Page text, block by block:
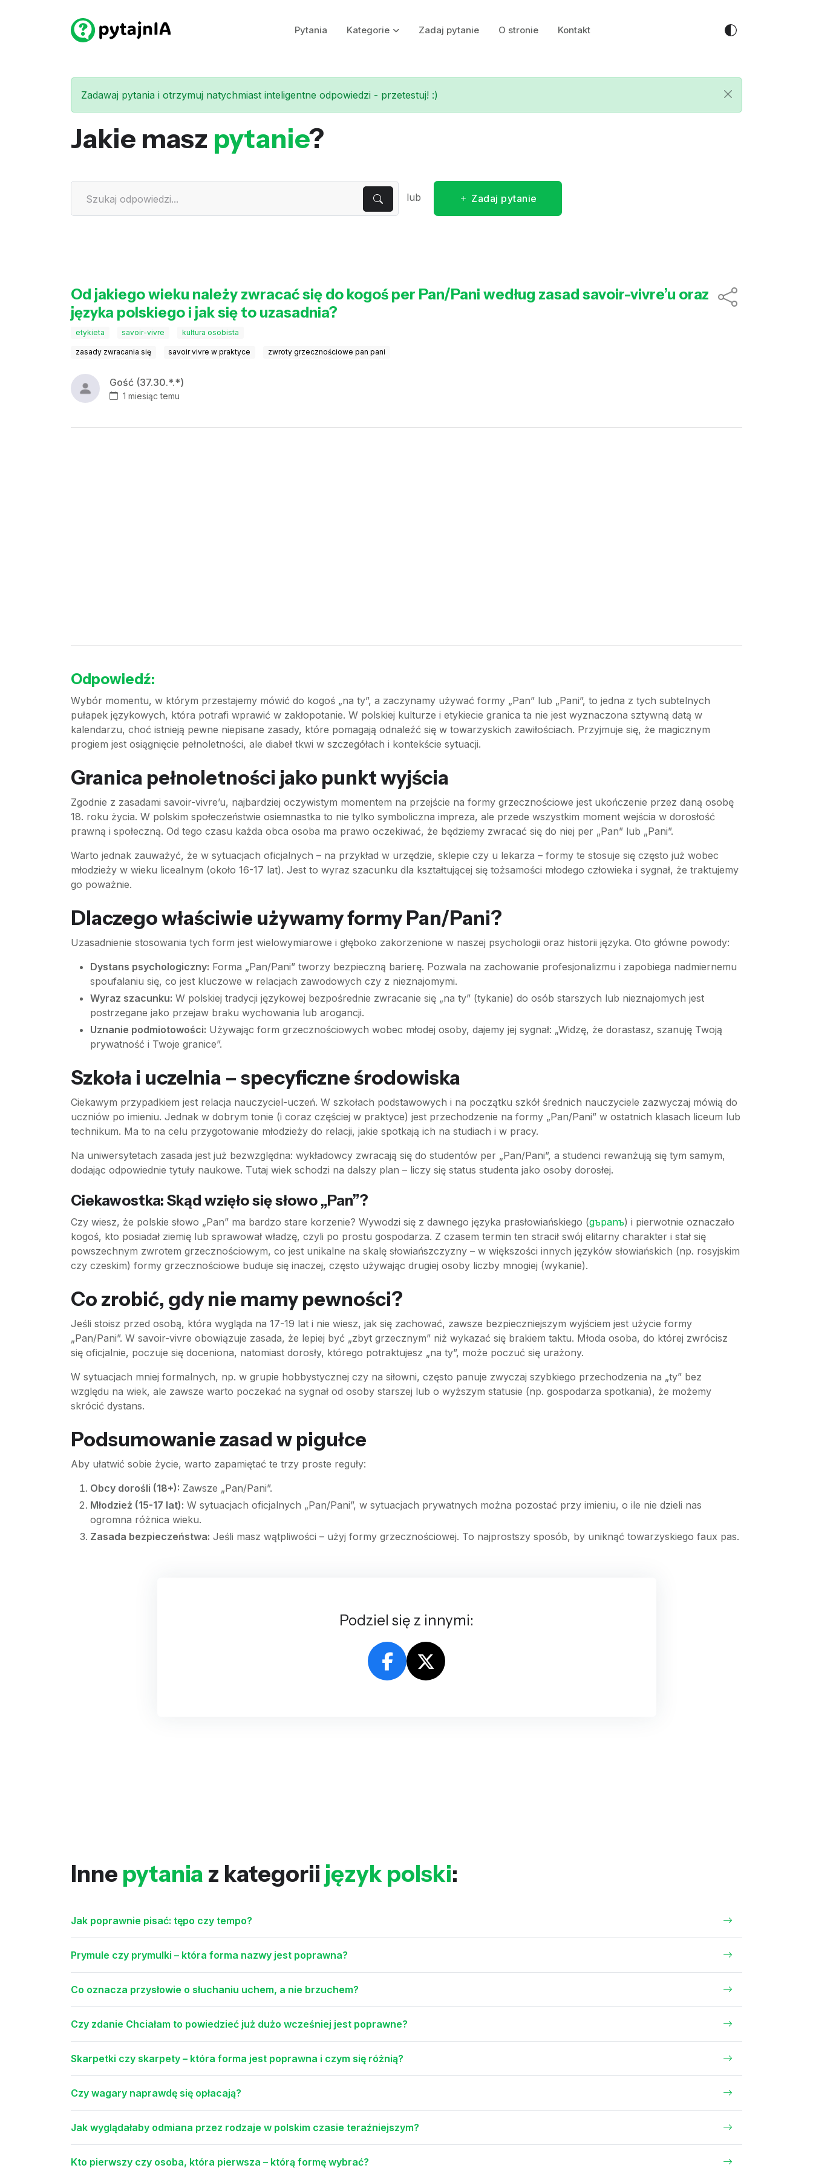
Pytania Kategorie Zadaj pytanie O stronie Kontakt
Zadawaj pytania i otrzymuj natychmiast inteligentne odpowiedzi - przetestuj! :)
Jakie masz pytanie?
lub Zadaj pytanie
Od jakiego wieku należy zwracać się do kogoś per Pan/Pani według zasad savoir-vivre’u oraz
języka polskiego i jak się to uzasadnia?
etykieta savoir-vivre kultura osobista
zasady zwracania się savoir vivre w praktyce zwroty grzecznościowe pan pani
Gość (37.30.*.*)
1 miesiąc temu
Odpowiedź:
Wybór momentu, w którym przestajemy mówić do kogoś „na ty”, a zaczynamy używać formy „Pan” lub „Pani”, to jedna z tych subtelnych
pułapek językowych, która potrafi wprawić w zakłopotanie. W polskiej kulturze i etykiecie granica ta nie jest wyznaczona sztywną datą w
kalendarzu, choć istnieją pewne niepisane zasady, które pomagają odnaleźć się w towarzyskich zawiłościach. Przyjmuje się, że magicznym
progiem jest osiągnięcie pełnoletności, ale diabeł tkwi w szczegółach i kontekście sytuacji.
Granica pełnoletności jako punkt wyjścia
Zgodnie z zasadami savoir-vivre’u, najbardziej oczywistym momentem na przejście na formy grzecznościowe jest ukończenie przez daną osobę
18. roku życia. W polskim społeczeństwie osiemnastka to nie tylko symboliczna impreza, ale przede wszystkim moment wejścia w dorosłość
prawną i społeczną. Od tego czasu każda obca osoba ma prawo oczekiwać, że będziemy zwracać się do niej per „Pan” lub „Pani”.
Warto jednak zauważyć, że w sytuacjach oficjalnych – na przykład w urzędzie, sklepie czy u lekarza – formy te stosuje się często już wobec
młodzieży w wieku licealnym (około 16-17 lat). Jest to wyraz szacunku dla kształtującej się tożsamości młodego człowieka i sygnał, że traktujemy
go poważnie.
Dlaczego właściwie używamy formy Pan/Pani?
Uzasadnienie stosowania tych form jest wielowymiarowe i głęboko zakorzenione w naszej psychologii oraz historii języka. Oto główne powody:
Dystans psychologiczny: Forma „Pan/Pani” tworzy bezpieczną barierę. Pozwala na zachowanie profesjonalizmu i zapobiega nadmiernemu
spoufalaniu się, co jest kluczowe w relacjach zawodowych czy z nieznajomymi.
Wyraz szacunku: W polskiej tradycji językowej bezpośrednie zwracanie się „na ty” (tykanie) do osób starszych lub nieznajomych jest
postrzegane jako przejaw braku wychowania lub arogancji.
Uznanie podmiotowości: Używając form grzecznościowych wobec młodej osoby, dajemy jej sygnał: „Widzę, że dorastasz, szanuję Twoją
prywatność i Twoje granice”.
Szkoła i uczelnia – specyficzne środowiska
Ciekawym przypadkiem jest relacja nauczyciel-uczeń. W szkołach podstawowych i na początku szkół średnich nauczyciele zazwyczaj mówią do
uczniów po imieniu. Jednak w dobrym tonie (i coraz częściej w praktyce) jest przechodzenie na formy „Pan/Pani” w ostatnich klasach liceum lub
technikum. Ma to na celu przygotowanie młodzieży do relacji, jakie spotkają ich na studiach i w pracy.
Na uniwersytetach zasada jest już bezwzględna: wykładowcy zwracają się do studentów per „Pan/Pani”, a studenci rewanżują się tym samym,
dodając odpowiednie tytuły naukowe. Tutaj wiek schodzi na dalszy plan – liczy się status studenta jako osoby dorosłej.
Ciekawostka: Skąd wzięło się słowo „Pan”?
Czy wiesz, że polskie słowo „Pan” ma bardzo stare korzenie? Wywodzi się z dawnego języka prasłowiańskiego (gъpanъ) i pierwotnie oznaczało
kogoś, kto posiadał ziemię lub sprawował władzę, czyli po prostu gospodarza. Z czasem termin ten stracił swój elitarny charakter i stał się
powszechnym zwrotem grzecznościowym, co jest unikalne na skalę słowiańszczyzny – w większości innych języków słowiańskich (np. rosyjskim
czy czeskim) formy grzecznościowe buduje się inaczej, często używając drugiej osoby liczby mnogiej (wykanie).
Co zrobić, gdy nie mamy pewności?
Jeśli stoisz przed osobą, która wygląda na 17-19 lat i nie wiesz, jak się zachować, zawsze bezpieczniejszym wyjściem jest użycie formy
„Pan/Pani”. W savoir-vivre obowiązuje zasada, że lepiej być „zbyt grzecznym” niż wykazać się brakiem taktu. Młoda osoba, do której zwrócisz
się oficjalnie, poczuje się doceniona, natomiast dorosły, którego potraktujesz „na ty”, może poczuć się urażony.
W sytuacjach mniej formalnych, np. w grupie hobbystycznej czy na siłowni, często panuje zwyczaj szybkiego przechodzenia na „ty” bez
względu na wiek, ale zawsze warto poczekać na sygnał od osoby starszej lub o wyższym statusie (np. gospodarza spotkania), że możemy
skrócić dystans.
Podsumowanie zasad w pigułce
Aby ułatwić sobie życie, warto zapamiętać te trzy proste reguły:
Obcy dorośli (18+): Zawsze „Pan/Pani”.
Młodzież (15-17 lat): W sytuacjach oficjalnych „Pan/Pani”, w sytuacjach prywatnych można pozostać przy imieniu, o ile nie dzieli nas
ogromna różnica wieku.
Zasada bezpieczeństwa: Jeśli masz wątpliwości – użyj formy grzecznościowej. To najprostszy sposób, by uniknąć towarzyskiego faux pas.
Podziel się z innymi:
Inne pytania z kategorii język polski:
Jak poprawnie pisać: tępo czy tempo?
Prymule czy prymulki – która forma nazwy jest poprawna?
Co oznacza przysłowie o słuchaniu uchem, a nie brzuchem?
Czy zdanie Chciałam to powiedzieć już dużo wcześniej jest poprawne?
Skarpetki czy skarpety – która forma jest poprawna i czym się różnią?
Czy wagary naprawdę się opłacają?
Jak wyglądałaby odmiana przez rodzaje w polskim czasie teraźniejszym?
Kto pierwszy czy osoba, która pierwsza – którą formę wybrać?